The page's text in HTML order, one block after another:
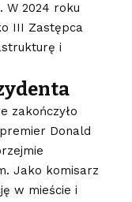
W 2024 roku
III Zastępca
i
zakończyło
Donald
Jako komisarz
w mieście i